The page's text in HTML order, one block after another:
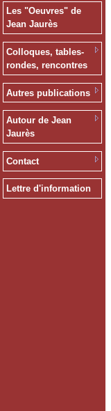
Les "Oeuvres" de
Jean Jaurès
Colloques, tables-
rondes, rencontres
Autres publications
Autour de Jean
Jaurès
Contact
Lettre d'information